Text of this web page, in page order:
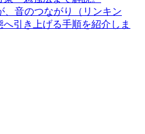
、音のつながり（リンキン
引き上げる手順を紹介しま